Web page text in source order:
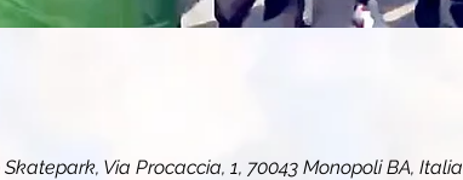
Via Procaccia, 1, 70043 Monopoli BA, Italia